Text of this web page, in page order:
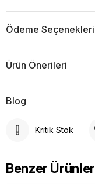
Ödeme Seçenekleri
Ürün Önerileri
Blog
Kritik Stok
Benzer Ürünler